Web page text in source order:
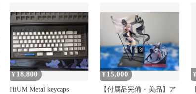
¥ 18,800
HiUM Metal keycaps
¥ 15,000
【付属品完備・美品】ア
¥